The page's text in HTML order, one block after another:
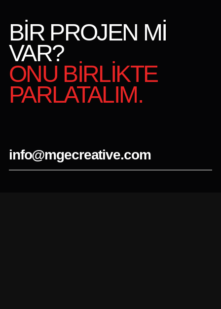
BİR PROJEN Mİ
VAR?
ONU BİRLİKTE
PARLATALIM.
info@mgecreative.com